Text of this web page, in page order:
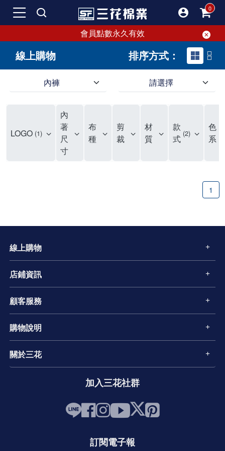
會員點數永久有效
線上購物 排序方式：
內褲 請選擇
LOGO 1
內
著
尺
寸
布
種
剪
裁
材
質
款
式 2
色
系
1
線上購物
店鋪資訊
顧客服務
購物說明
關於三花
加入三花社群
訂閱電子報